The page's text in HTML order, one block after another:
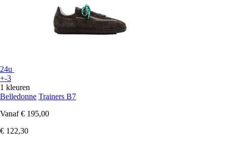
24u
+-3
1 kleuren
Belledonne Trainers B7
Vanaf € 195,00
€ 122,30